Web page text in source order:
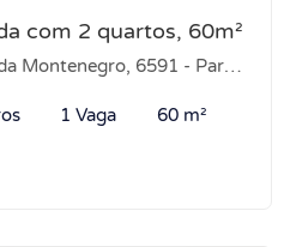
com 2 quartos, 60m²
6591 - Parque das Árvores, Parnamirim-RN
1 Vaga 60 m²